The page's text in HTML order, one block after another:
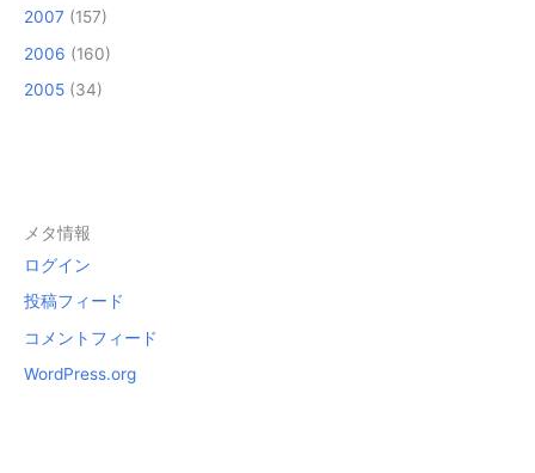
2007 (157)
2006 (160)
2005 (34)
メタ情報
ログイン
投稿フィード
コメントフィード
WordPress.org